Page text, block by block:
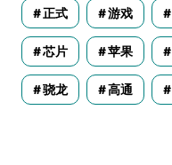
正式 游戏
芯片 苹果
骁龙 高通